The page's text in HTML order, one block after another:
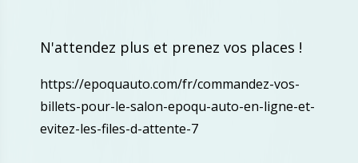
N'attendez plus et prenez vos places !
https://epoquauto.com/fr/commandez-vos-
billets-pour-le-salon-epoqu-auto-en-ligne-et-
evitez-les-files-d-attente-7